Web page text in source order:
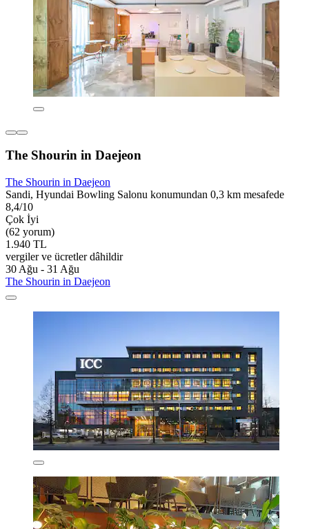
The Shourin in Daejeon
The Shourin in Daejeon
Sandi, Hyundai Bowling Salonu konumundan 0,3 km mesafede
8,4/10
Çok İyi
(62 yorum)
1.940 TL
vergiler ve ücretler dâhildir
30 Ağu - 31 Ağu
The Shourin in Daejeon